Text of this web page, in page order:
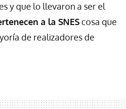
y que lo llevaron a ser el
a la SNEScosa que
de realizadores de